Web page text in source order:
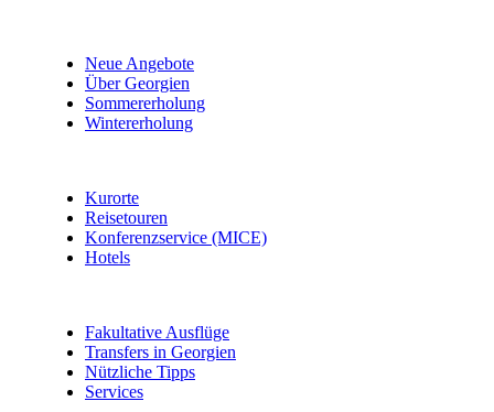
Neue Angebote
Über Georgien
Sommererholung
Wintererholung
Kurorte
Reisetouren
Konferenzservice (MICE)
Hotels
Fakultative Ausflüge
Transfers in Georgien
Nützliche Tipps
Services